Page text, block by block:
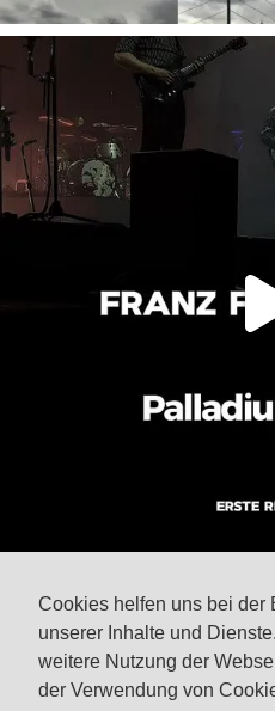
Cookies helfen uns bei der
unserer Inhalte und
weitere Nutzung der
der Verwendung von